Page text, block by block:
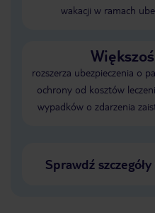
wakacji w ramach
rozszerza ubezpieczenia o
ochrony od kosztów
wypadków o zdarzenia
Sprawdź